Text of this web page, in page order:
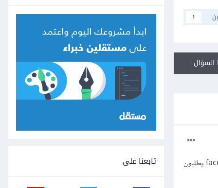
1
السلام عليكم، عندما اردت التسجيل في موقع zohomail لربط الدومين بالايميل وكذلك عند التسجيل في موقع facebook يطلبون
تابعنا على